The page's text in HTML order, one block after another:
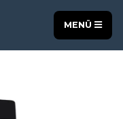
MENÜ